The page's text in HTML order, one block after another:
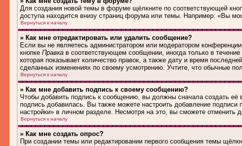
Для создания новой темы в форуме щёлкните по соответствующей
доступа находится внизу страниц форума или темы. Например: «Вы
Вернуться к началу
» Как мне отредактировать или удалить сообщение?
Если вы не являетесь администратором или модератором
кнопке Правка в соответствующем сообщении, иногда только в
которая показывает количество правок, а также дату и время
сделанных изменениях по своему усмотрению. Учтите, что обычные
Вернуться к началу
» Как мне добавить подпись к своему сообщению?
Чтобы добавить подпись к сообщению, вы должны сначала создать
подпись добавилась. Вы также можете настроить добавление
настройки» в личном разделе. Несмотря на это, вы сможете
Вернуться к началу
» Как мне создать опрос?
При создании темы или редактировании первого сообщения темы